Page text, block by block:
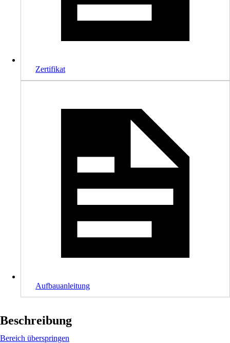
Zertifikat
Aufbauanleitung
Beschreibung
Bereich überspringen